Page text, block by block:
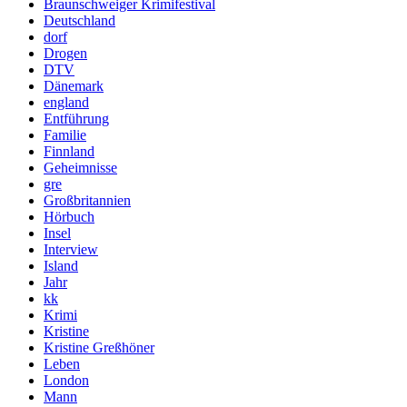
Braunschweiger Krimifestival
Deutschland
dorf
Drogen
DTV
Dänemark
england
Entführung
Familie
Finnland
Geheimnisse
gre
Großbritannien
Hörbuch
Insel
Interview
Island
Jahr
kk
Krimi
Kristine
Kristine Greßhöner
Leben
London
Mann